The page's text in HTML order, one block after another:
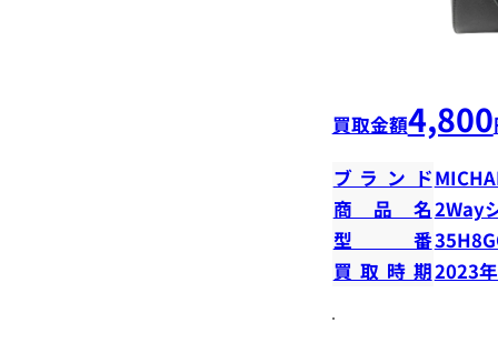
買取金額4,800
ブランド
商品名2Way
型番
買取時期2023